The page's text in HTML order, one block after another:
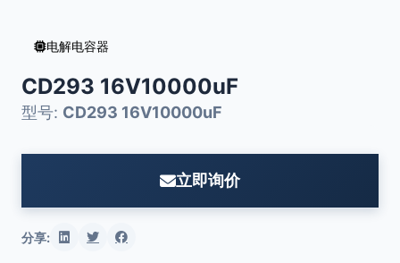
电解电容器
CD293 16V10000uF
型号: CD293 16V10000uF
立即询价
分享: